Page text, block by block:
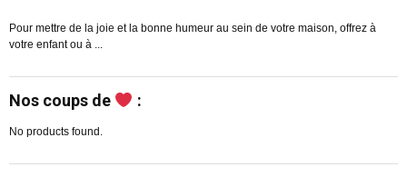
Pour mettre de la joie et la bonne humeur au sein de votre maison, offrez à
votre enfant ou à ...
Nos coups de :
No products found.